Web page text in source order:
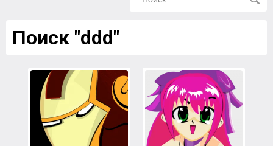
Поиск "ddd"